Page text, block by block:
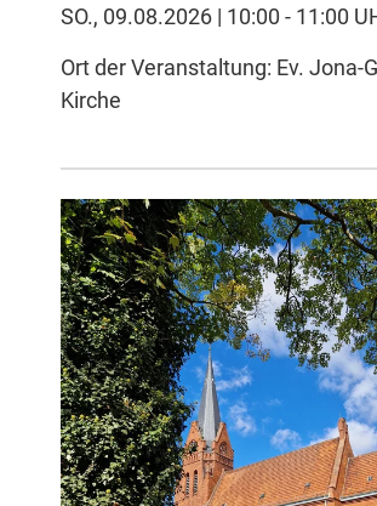
SO., 09.08.2026 | 10:00 - 11:00
Ort der Veranstaltung: Ev. Jona-
Kirche